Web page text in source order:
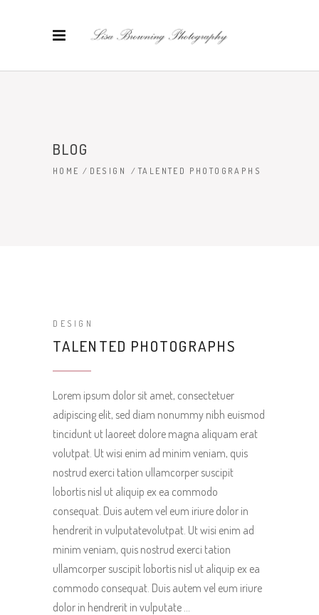
BLOG
HOME / DESIGN /TALENTED PHOTOGRAPHS
DESIGN
TALENTED PHOTOGRAPHS
Lorem ipsum dolor sit amet, consectetuer
adipiscing elit, sed diam nonummy nibh euismod
tincidunt ut laoreet dolore magna aliquam erat
volutpat. Ut wisi enim ad minim veniam, quis
nostrud exerci tation ullamcorper suscipit
lobortis nisl ut aliquip ex ea commodo
consequat. Duis autem vel eum iriure dolor in
hendrerit in vulputatevolutpat. Ut wisi enim ad
minim veniam, quis nostrud exerci tation
ullamcorper suscipit lobortis nisl ut aliquip ex ea
commodo consequat. Duis autem vel eum iriure
dolor in hendrerit in vulputate …